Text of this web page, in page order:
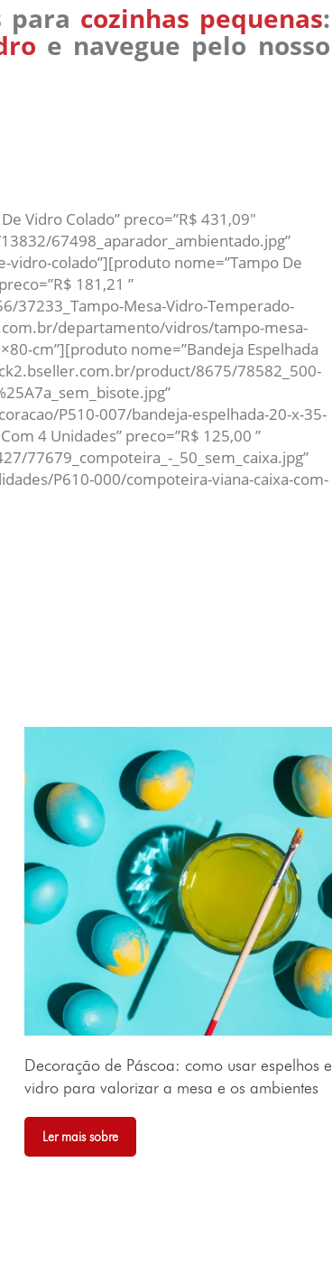
para cozinhas pequenas:
e navegue pelo nosso
Vidro Colado” preco=”R$ 431,09″
67498_aparador_ambientado.jpg”
colado”][produto nome=”Tampo De
181,21 ”
37233_Tampo-Mesa-Vidro-Temperado-
departamento/vidros/tampo-mesa-
cm”][produto nome=”Bandeja Espelhada
product/8675/78582_500-
P510-007/bandeja-espelhada-20-x-35-
4 Unidades” preco=”R$ 125,00 ”
77679_compoteira_-_50_sem_caixa.jpg”
P610-000/compoteira-viana-caixa-com-
Decoração de Páscoa: como usar espelhos e
vidro para valorizar a mesa e os ambientes
Ler mais sobre